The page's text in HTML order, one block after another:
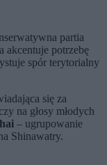
partia
akcentuje potrzebę
spór terytorialny
się za
na głosy młodych
– ugrupowanie
Shinawatry.